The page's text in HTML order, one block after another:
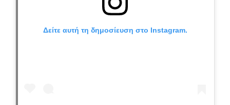
Δείτε αυτή τη δημοσίευση στο Instagram.